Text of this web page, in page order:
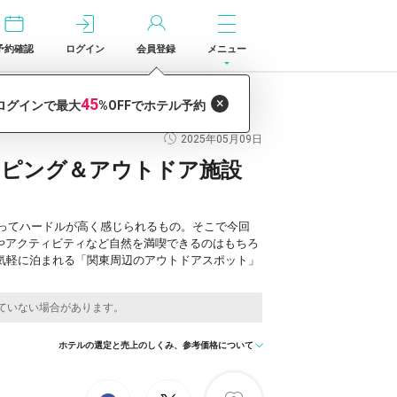
約確認 ログイン 会員登録 メニュー
2025年05月09日
ング＆アウトドア施設
ハードルが高く感じられるもの。そこで今回
クティビティなど自然を満喫できるのはもちろ
に泊まれる「関東周辺のアウトドアスポット」
ホテルの選定と売上のしくみ、参考価格について